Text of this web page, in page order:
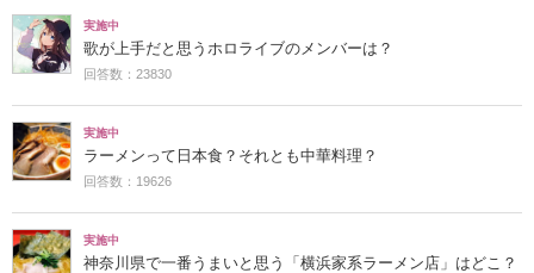
実施中
歌が上手だと思うホロライブのメンバーは？
回答数：23830
実施中
ラーメンって日本食？それとも中華料理？
回答数：19626
実施中
神奈川県で一番うまいと思う「横浜家系ラーメン店」はどこ？